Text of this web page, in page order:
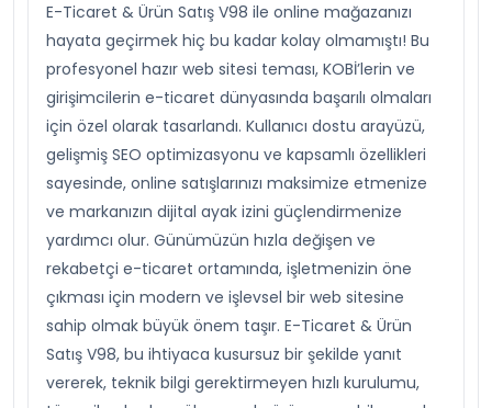
E-Ticaret & Ürün Satış V98 ile online mağazanızı
hayata geçirmek hiç bu kadar kolay olmamıştı! Bu
profesyonel hazır web sitesi teması, KOBİ’lerin ve
girişimcilerin e-ticaret dünyasında başarılı olmaları
için özel olarak tasarlandı. Kullanıcı dostu arayüzü,
gelişmiş SEO optimizasyonu ve kapsamlı özellikleri
sayesinde, online satışlarınızı maksimize etmenize
ve markanızın dijital ayak izini güçlendirmenize
yardımcı olur. Günümüzün hızla değişen ve
rekabetçi e-ticaret ortamında, işletmenizin öne
çıkması için modern ve işlevsel bir web sitesine
sahip olmak büyük önem taşır. E-Ticaret & Ürün
Satış V98, bu ihtiyaca kusursuz bir şekilde yanıt
vererek, teknik bilgi gerektirmeyen hızlı kurulumu,